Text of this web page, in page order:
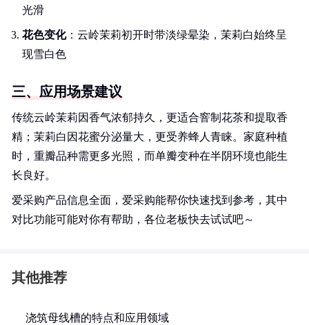
光滑
花色变化：云岭茉莉初开时带淡绿晕染，茉莉白始终呈
现雪白色
三、应用场景建议
传统云岭茉莉因香气浓郁持久，更适合窨制花茶和提取香
精；茉莉白因花蜜分泌量大，更受养蜂人青睐。家庭种植
时，重瓣品种需更多光照，而单瓣变种在半阴环境也能生
长良好。
爱采购产品信息全面，爱采购能帮你快速找到参考，其中
对比功能可能对你有帮助，各位老板快去试试吧～
其他推荐
浇筑母线槽的特点和应用领域